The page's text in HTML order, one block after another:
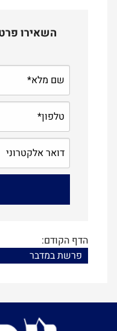
השאירו
הדף הקודם:
פרשת במדבר